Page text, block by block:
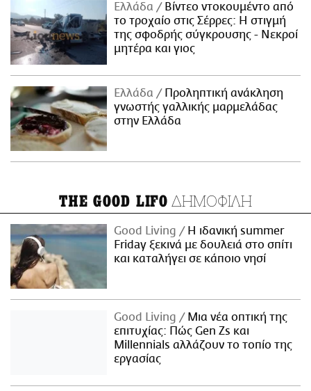
Ελλάδα
Βίντεο ντοκουμέντο από
το τροχαίο στις Σέρρες: Η στιγμή
της σφοδρής σύγκρουσης - Νεκροί
μητέρα και γιος
Ελλάδα
Προληπτική ανάκληση
γνωστής γαλλικής μαρμελάδας
στην Ελλάδα
THE GOOD LIFO ΔΗΜΟΦΙΛΗ
Good Living
Η ιδανική summer
Friday ξεκινά με δουλειά στο σπίτι
και καταλήγει σε κάποιο νησί
Good Living
Μια νέα οπτική της
επιτυχίας: Πώς Gen Zs και
Millennials αλλάζουν το τοπίο της
εργασίας